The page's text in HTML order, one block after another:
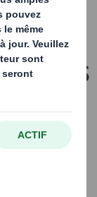
en